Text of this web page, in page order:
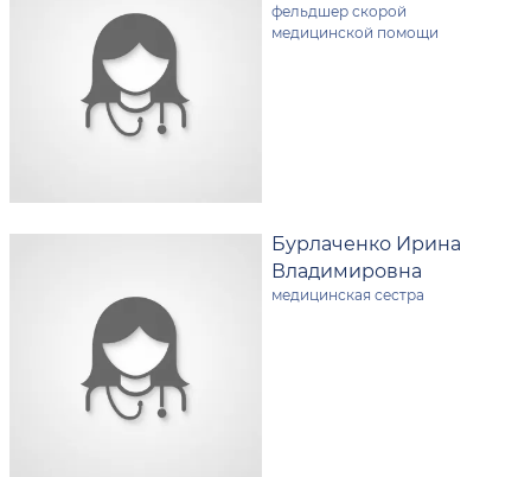
фельдшер скорой
медицинской помощи
Бурлаченко Ирина
Владимировна
медицинская сестра